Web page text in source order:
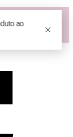
na sua compra!
😍